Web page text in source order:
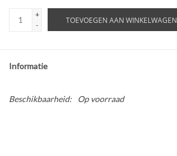
+
-
TOEVOEGEN AAN WINKELWAGEN
Informatie
Beschikbaarheid: Op voorraad